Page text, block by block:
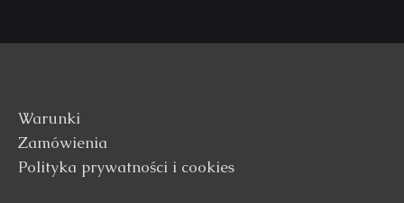
Warunki
Zamówienia
Polityka prywatności i cookies